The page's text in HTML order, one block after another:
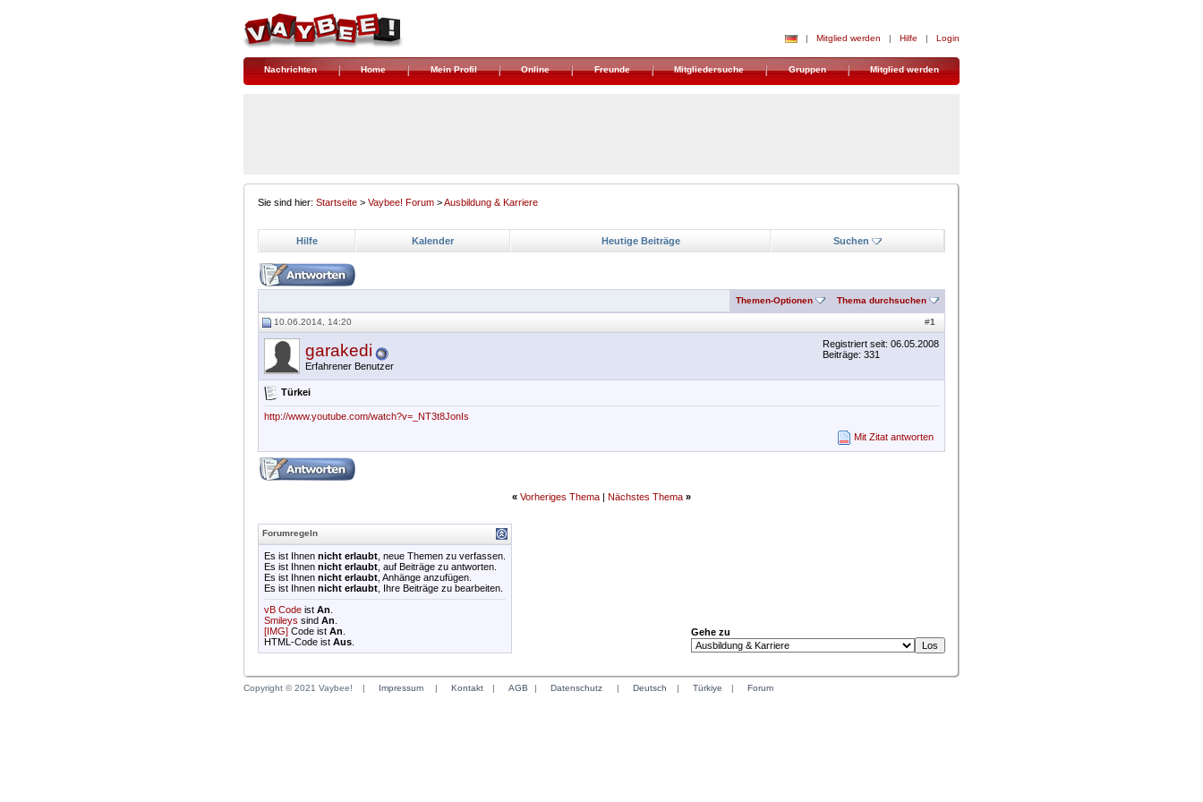
| Mitglied werden | Hilfe | Login
Nachrichten Home Mein Profil Online Freunde Mitgliedersuche Gruppen Mitglied werden
Sie sind hier: Startseite > Vaybee! Forum >Ausbildung & Karriere
Hilfe Kalender Heutige Beiträge Suchen
Themen-Optionen Thema durchsuchen
#1
10.06.2014, 14:20
garakedi
Erfahrener Benutzer
Registriert seit: 06.05.2008
Beiträge: 331
Türkei
http://www.youtube.com/watch?v=_NT3t8JonIs
Mit Zitat antworten
« Vorheriges Thema | Nächstes Thema »
Forumregeln
Es ist Ihnen nicht erlaubt , neue Themen zu verfassen.
Es ist Ihnen nicht erlaubt , auf Beiträge zu antworten.
Es ist Ihnen nicht erlaubt , Anhänge anzufügen.
Es ist Ihnen nicht erlaubt , Ihre Beiträge zu bearbeiten.
vB Code ist An
Smileys sind An
[IMG] Code ist An
HTML-Code ist Aus
Gehe zu
Copyright © 2021 Vaybee! | Impressum | Kontakt | AGB | Datenschutz | Deutsch | Türkiye | Forum